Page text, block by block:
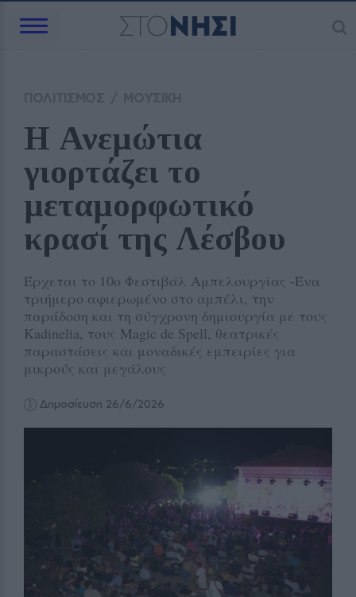
Η Ανεμώτια
γιορτάζει το
μεταμορφωτικό
κρασί της Λέσβου
Έρχεται το 10ο Φεστιβάλ Αμπελουργίας -Ένα
τριήμερο αφιερωμένο στο αμπέλι, την
παράδοση και τη σύγχρονη δημιουργία με τους
Kadinelia, τους Magic de Spell, θεατρικές
παραστάσεις και μοναδικές εμπειρίες για
μικρούς και μεγάλους
Δημοσίευση 26/6/2026